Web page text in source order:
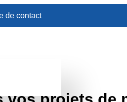
de contact